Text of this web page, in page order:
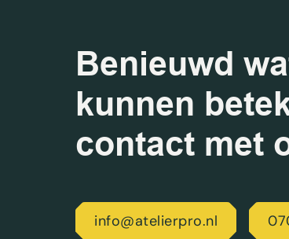
Benieuwd
kunnen
contact met
info@atelierpro.nl